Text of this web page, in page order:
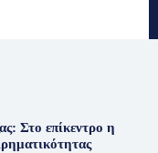
Στο επίκεντρο η